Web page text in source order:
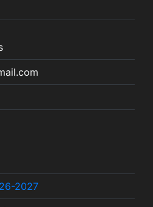
2027